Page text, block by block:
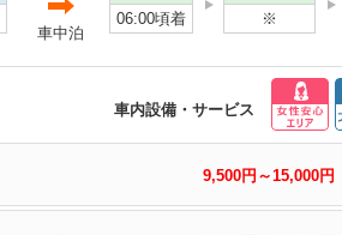
車中泊
06:00頃着
※
車内設備・サービス
9,500円～15,000円